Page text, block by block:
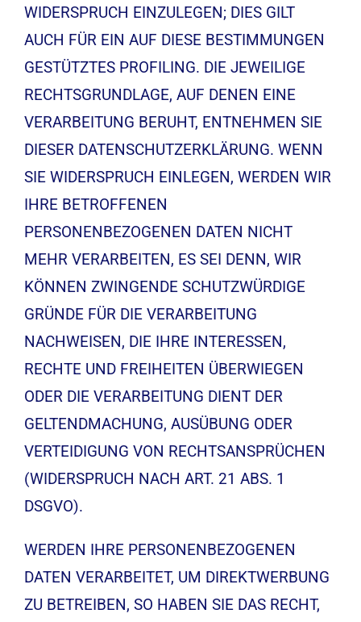
WIDERSPRUCH EINZULEGEN; DIES GILT
AUCH FÜR EIN AUF DIESE BESTIMMUNGEN
GESTÜTZTES PROFILING. DIE JEWEILIGE
RECHTSGRUNDLAGE, AUF DENEN EINE
VERARBEITUNG BERUHT, ENTNEHMEN SIE
DIESER DATENSCHUTZERKLÄRUNG. WENN
SIE WIDERSPRUCH EINLEGEN, WERDEN WIR
IHRE BETROFFENEN
PERSONENBEZOGENEN DATEN NICHT
MEHR VERARBEITEN, ES SEI DENN, WIR
KÖNNEN ZWINGENDE SCHUTZWÜRDIGE
GRÜNDE FÜR DIE VERARBEITUNG
NACHWEISEN, DIE IHRE INTERESSEN,
RECHTE UND FREIHEITEN ÜBERWIEGEN
ODER DIE VERARBEITUNG DIENT DER
GELTENDMACHUNG, AUSÜBUNG ODER
VERTEIDIGUNG VON RECHTSANSPRÜCHEN
(WIDERSPRUCH NACH ART. 21 ABS. 1
DSGVO).
WERDEN IHRE PERSONENBEZOGENEN
DATEN VERARBEITET, UM DIREKTWERBUNG
ZU BETREIBEN, SO HABEN SIE DAS RECHT,